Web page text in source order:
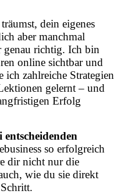
dein eigenes
aber manchmal
genau richtig. Ich bin
online sichtbar und
ich zahlreiche Strategien
gelernt – und
Erfolg
entscheidenden
so erfolgreich
dir nicht nur die
wie du sie direkt